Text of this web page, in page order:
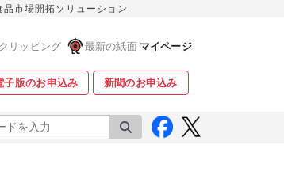
品市場開拓ソリューション
クリッピング 最新の紙面 マイページ
子版のお申込み 新聞のお申込み
検索